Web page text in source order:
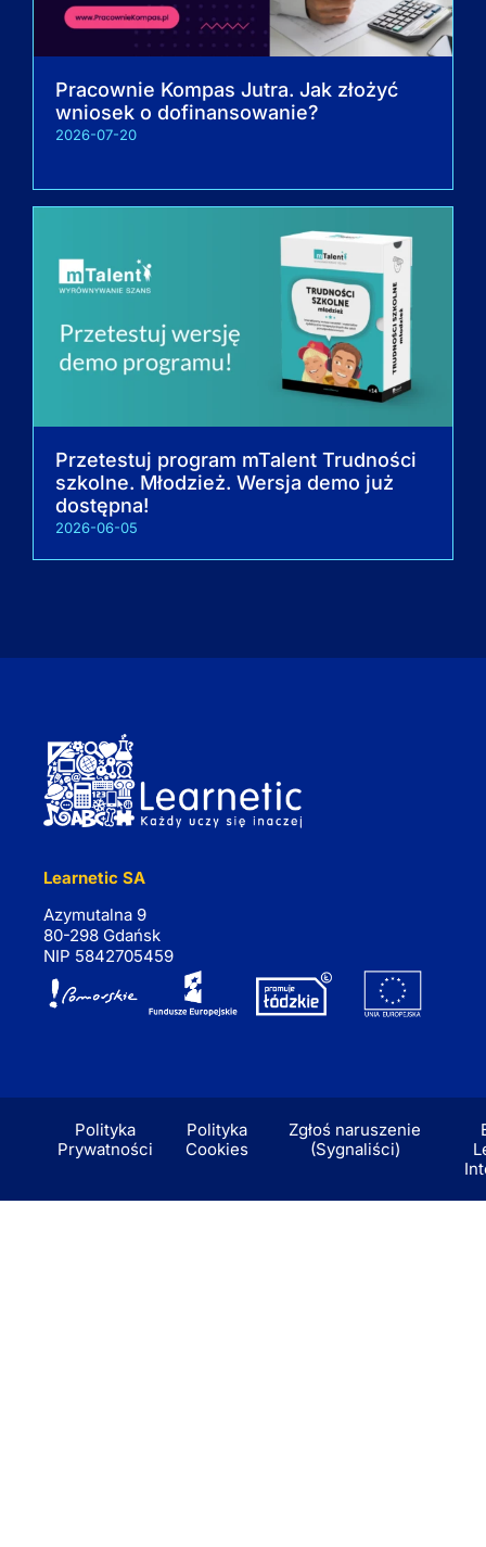
Pracownie Kompas Jutra. Jak złożyć
wniosek o dofinansowanie?
2026-07-20
Przetestuj program mTalent Trudności
szkolne. Młodzież. Wersja demo już
dostępna!
2026-06-05
Learnetic SA
Azymutalna 9
80-298 Gdańsk
NIP 5842705459
Polityka
Prywatności
Polityka
Cookies
Zgłoś naruszenie
(Sygnaliści)